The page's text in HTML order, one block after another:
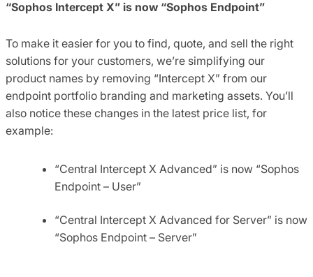
“Sophos Intercept X” is now “Sophos Endpoint”
To make it easier for you to find, quote, and sell the right
solutions for your customers, we’re simplifying our
product names by removing “Intercept X” from our
endpoint portfolio branding and marketing assets. You’ll
also notice these changes in the latest price list, for
example:
“Central Intercept X Advanced” is now “Sophos
Endpoint – User”
“Central Intercept X Advanced for Server” is now
“Sophos Endpoint – Server”